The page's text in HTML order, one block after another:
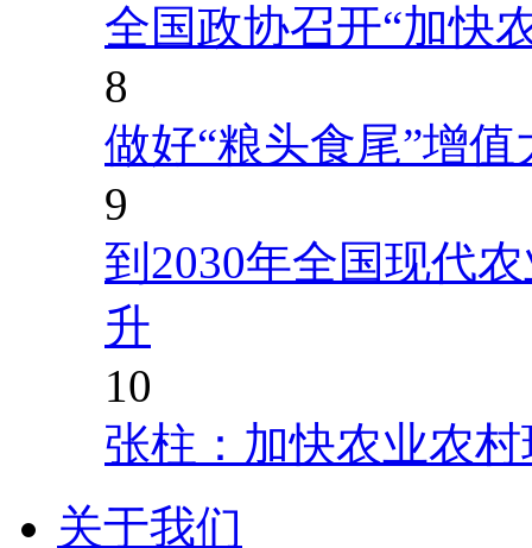
全国政协召开“加快
8
做好“粮头食尾”增值
9
到2030年全国现代
升
10
张柱：加快农业农
关于我们